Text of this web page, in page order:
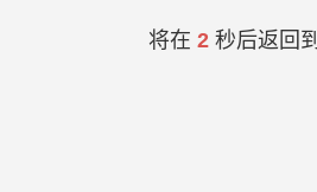
将在 2秒后返回到